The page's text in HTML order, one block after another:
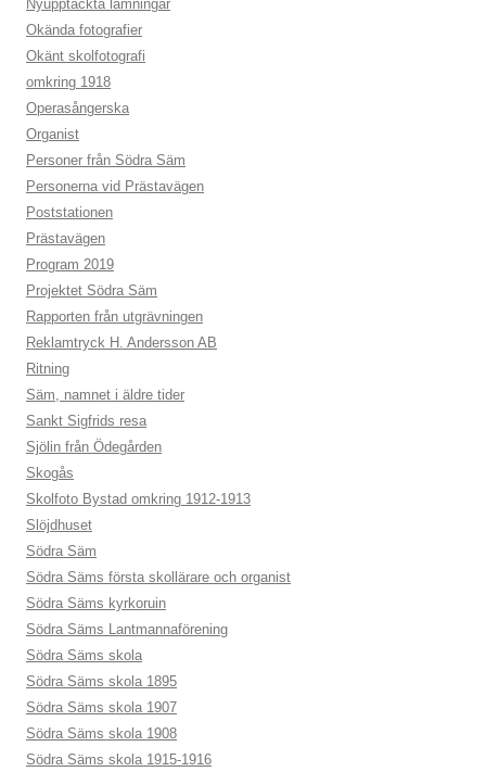
Nyupptäckta lämningar
Okända fotografier
Okänt skolfotografi
omkring 1918
Operasångerska
Organist
Personer från Södra Säm
Personerna vid Prästavägen
Poststationen
Prästavägen
Program 2019
Projektet Södra Säm
Rapporten från utgrävningen
Reklamtryck H. Andersson AB
Ritning
Säm, namnet i äldre tider
Sankt Sigfrids resa
Sjölin från Ödegården
Skogås
Skolfoto Bystad omkring 1912-1913
Slöjdhuset
Södra Säm
Södra Säms första skollärare och organist
Södra Säms kyrkoruin
Södra Säms Lantmannaförening
Södra Säms skola
Södra Säms skola 1895
Södra Säms skola 1907
Södra Säms skola 1908
Södra Säms skola 1915-1916